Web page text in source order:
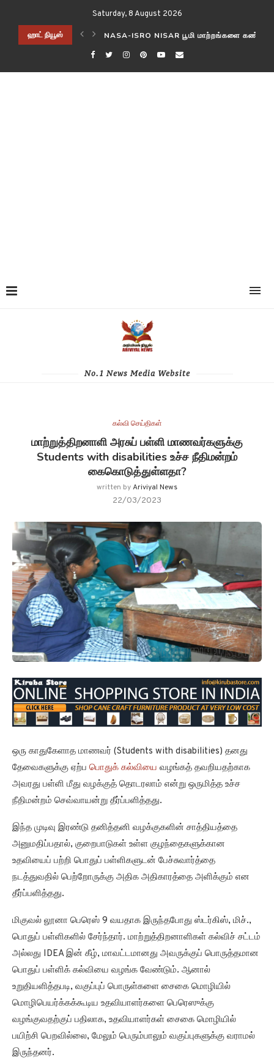
Saturday, 8 August 2026
ஹாட் நியூஸ்
விஞ்ஞானிகள்! NASA-ISRO NISAR பூமி மாற்றங்களை
No.1 News Media Website
கல்வி செய்திகள்
மாற்றுத்திறனாளி அரசுப் பள்ளி மாணவர்களுக்கு
Students with disabilities உச்ச நீதிமன்றம்
கைகொடுத்துள்ளதா?
written byAriviyal News
22/03/2023
ஒரு காதுகேளாத மாணவர் (Students with disabilities) தனது
தேவைகளுக்கு ஏற்ப பொதுக் கல்வியை வழங்கத் தவறியதற்காக
அவரது பள்ளி மீது வழக்குத் தொடரலாம் என்று ஒருமித்த உச்ச
நீதிமன்றம் செவ்வாயன்று தீர்ப்பளித்தது.
இந்த முடிவு இரண்டு தனித்தனி வழக்குகளின் சாத்தியத்தை
அனுமதிப்பதால், குறைபாடுகள் உள்ள குழந்தைகளுக்கான
உதவியைப் பற்றி பொதுப் பள்ளிகளுடன் பேச்சுவார்த்தை
நடத்துவதில் பெற்றோருக்கு அதிக அதிகாரத்தை அளிக்கும் என
தீர்ப்பளித்தது.
மிகுவல் லூனா பெரெஸ் 9 வயதாக இருந்தபோது ஸ்டர்கிஸ், மிச்.,
பொதுப் பள்ளிகளில் சேர்ந்தார். மாற்றுத்திறனாளிகள் கல்விச் சட்டம்
அல்லது IDEA இன் கீழ், மாவட்டமானது அவருக்குப் பொருத்தமான
பொதுப் பள்ளிக் கல்வியை வழங்க வேண்டும். ஆனால்
உறுதியளித்தபடி, வகுப்புப் பொருள்களை சைகை மொழியில்
மொழிபெயர்க்கக்கூடிய உதவியாளர்களை பெரெஸுக்கு
வழங்குவதற்குப் பதிலாக, உதவியாளர்கள் சைகை மொழியில்
பயிற்சி பெறவில்லை, மேலும் பெரும்பாலும் வகுப்புகளுக்கு வராமல்
இருந்தனர்.